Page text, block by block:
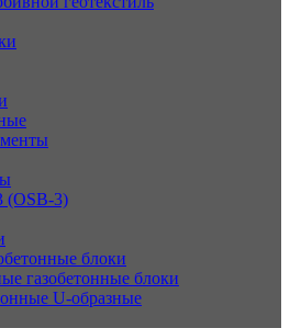
3)
блоки
газобетонные блоки
U-образные